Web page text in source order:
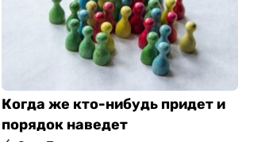
Когда же кто-нибудь придет и
порядок наведет